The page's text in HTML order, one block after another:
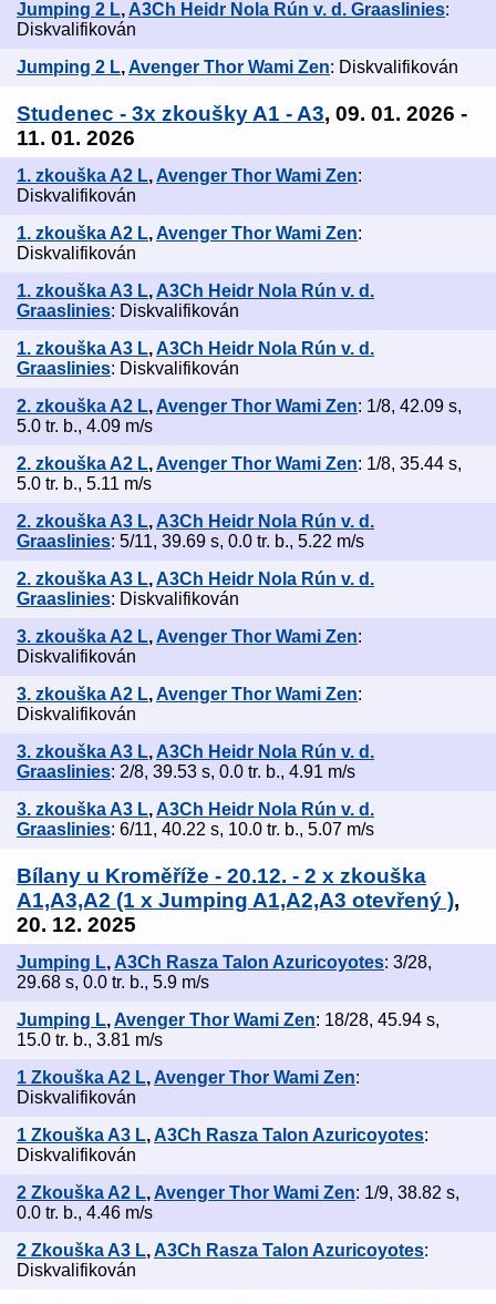
Jumping 2 L, A3Ch Heidr Nola Rún v. d. Graaslinies:
Diskvalifikován
Jumping 2 L,Avenger Thor Wami Zen: Diskvalifikován
Studenec - 3x zkoušky A1 - A3, 09. 01. 2026 -
11. 01. 2026
1. zkouška A2 L, Avenger Thor Wami Zen:
Diskvalifikován
1. zkouška A2 L,Avenger Thor Wami Zen:
Diskvalifikován
1. zkouška A3 L, A3Ch Heidr Nola Rún v. d.
Graaslinies: Diskvalifikován
1. zkouška A3 L,A3Ch Heidr Nola Rún v. d.
Graaslinies: Diskvalifikován
2. zkouška A2 L, Avenger Thor Wami Zen: 1/8, 42.09 s,
5.0 tr. b., 4.09 m/s
2. zkouška A2 L,Avenger Thor Wami Zen: 1/8, 35.44 s,
5.0 tr. b., 5.11 m/s
2. zkouška A3 L, A3Ch Heidr Nola Rún v. d.
Graaslinies: 5/11, 39.69 s, 0.0 tr. b., 5.22 m/s
2. zkouška A3 L,A3Ch Heidr Nola Rún v. d.
Graaslinies: Diskvalifikován
3. zkouška A2 L, Avenger Thor Wami Zen:
Diskvalifikován
3. zkouška A2 L,Avenger Thor Wami Zen:
Diskvalifikován
3. zkouška A3 L, A3Ch Heidr Nola Rún v. d.
Graaslinies: 2/8, 39.53 s, 0.0 tr. b., 4.91 m/s
3. zkouška A3 L,A3Ch Heidr Nola Rún v. d.
Graaslinies: 6/11, 40.22 s, 10.0 tr. b., 5.07 m/s
Bílany u Kroměříže - 20.12. - 2 x zkouška
A1,A3,A2 (1 x Jumping A1,A2,A3 otevřený ),
20. 12. 2025
Jumping L, A3Ch Rasza Talon Azuricoyotes: 3/28,
29.68 s, 0.0 tr. b., 5.9 m/s
Jumping L,Avenger Thor Wami Zen: 18/28, 45.94 s,
15.0 tr. b., 3.81 m/s
1 Zkouška A2 L, Avenger Thor Wami Zen:
Diskvalifikován
1 Zkouška A3 L,A3Ch Rasza Talon Azuricoyotes:
Diskvalifikován
2 Zkouška A2 L, Avenger Thor Wami Zen: 1/9, 38.82 s,
0.0 tr. b., 4.46 m/s
2 Zkouška A3 L,A3Ch Rasza Talon Azuricoyotes:
Diskvalifikován